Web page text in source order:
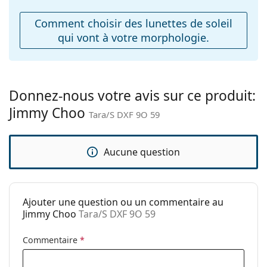
Non
Accessoires
Tissu de
nettoyage:
Oui
Pour femmes
Catégorie:
Lunettes de soleil
Utilisation:
Mode
Comment choisir des lunettes de soleil
qui vont à votre morphologie.
Donnez-nous votre avis sur ce produit:
Jimmy Choo Tara/S DXF 9O 59
Aucune question
Ajouter une question ou un commentaire au
Jimmy Choo Tara/S DXF 9O 59
Commentaire *